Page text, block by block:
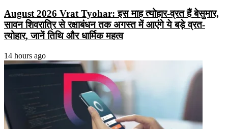
August 2026 Vrat Tyohar: इस माह त्योहार-व्रत हैं बेसुमार,
सावन शिवरात्रि से रक्षाबंधन तक अगस्त में आएंगे ये बड़े व्रत-
त्योहार, जानें तिथि और धार्मिक महत्व
14 hours ago